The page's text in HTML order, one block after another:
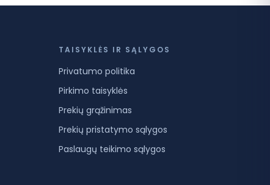
TAISYKLĖS IR SĄLYGOS
Privatumo politika
Pirkimo taisyklės
Prekių grąžinimas
Prekių pristatymo sąlygos
Paslaugų teikimo sąlygos